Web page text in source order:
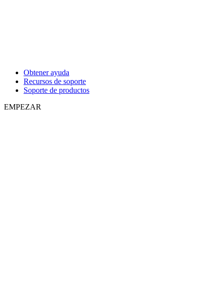
Obtener ayuda
Recursos de soporte
Soporte de productos
EMPEZAR